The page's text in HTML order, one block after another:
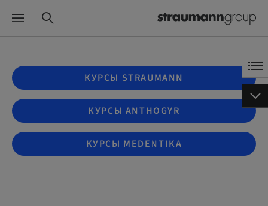
КУРСЫ STRAUMANN
КУРСЫ ANTHOGYR
КУРСЫ MEDENTIKA